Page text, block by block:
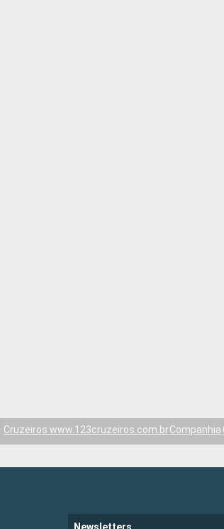
Cruzeiros www.123cruzeiros.com.brCompanhia